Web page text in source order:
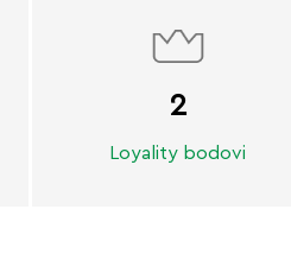
2
Loyality bodovi